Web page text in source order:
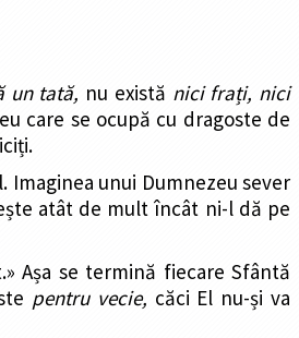
un tată, nu există nici frați, nici
care se ocupă cu dragoste de
Imaginea unui Dumnezeu sever
atât de mult încât ni-l dă pe
Așa se termină fiecare Sfântă
pentru vecie, căci El nu-și va